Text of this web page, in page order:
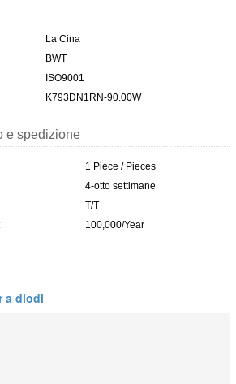
La Cina
BWT
ISO9001
K793DN1RN-90.00W
e spedizione
1 Piece / Pieces
4-otto settimane
T/T
100,000/Year
a diodi